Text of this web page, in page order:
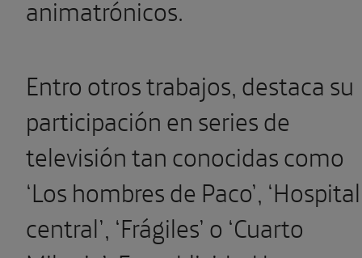
animatrónicos.
Entro otros trabajos, destaca su
participación en series de
televisión tan conocidas como
‘Los hombres de Paco’, ‘Hospital
central’, ‘Frágiles’ o ‘Cuarto